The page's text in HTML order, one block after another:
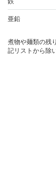
亜鉛
煮物や麺類の残
記リストから除